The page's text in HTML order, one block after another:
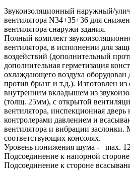
Звукоизоляционный наружный/
вентилятора N34+35+36 для
вентилятора снаружи здания.
Полный комплект
вентилятора, в исполнении для
воздействий (дополнительный
дополнительная герметизация
охлаждающего воздуха
против брызг и т.д.). Изготовлен
внутренним вкладышем из
(толщ. 25мм), с открытой
вентилятора, инспекционная дверь
контролерами давлением и
вентилятора и вибрации заслонки.
соответствующих консолях.
Уровень понижения шума - max.
Подсоединение к напорной
Подсоединение к стороне